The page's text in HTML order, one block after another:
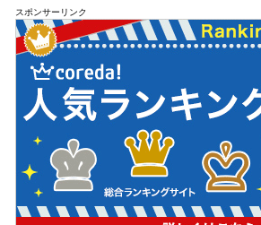
スポンサーリンク